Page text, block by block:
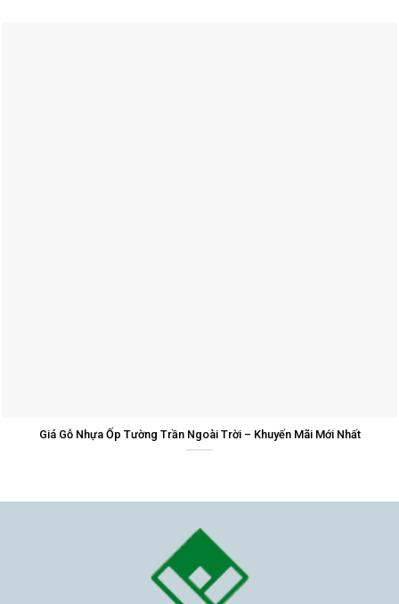
Giá Gỗ Nhựa Ốp Tường Trần Ngoài Trời – Khuyến Mãi Mới Nhất